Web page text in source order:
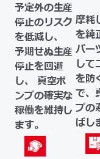
予定外の生産
停止のリスク
を低減し、
予期せぬ生産
停止を回避
し、
真空ポ
ンプの確実な
稼働を維持し
ます。
摩耗
を純
パー
して
を防
で、
プの
ばし